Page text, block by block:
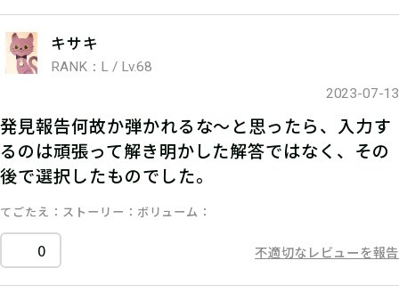
キサキ
RANK：L / Lv.68
2023-07-13
発見報告何故か弾かれるな〜と思ったら、入力す
るのは頑張って解き明かした解答ではなく、その
後で選択したものでした。
てごたえ ストーリー ボリューム
0 不適切なレビューを報告